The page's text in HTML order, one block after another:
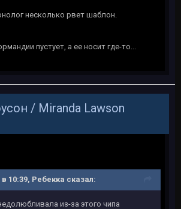
несколько рвет шаблон.
пустует, а ее носит где-то...
/ Miranda Lawson
в 10:39, Ребекка сказал:
из-за этого чипа